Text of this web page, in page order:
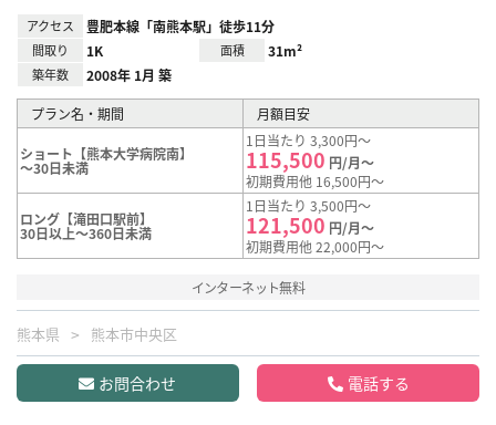
アクセス 豊肥本線「南熊本駅」徒歩11分
間取り 1K 面積 31m²
築年数 2008年 1月 築
プラン名・期間 月額目安
ショート【熊本大学病院南】
～30日未満
1日当たり 3,300円～
115,500 円/月～
初期費用他 16,500円～
ロング【滝田口駅前】
30日以上～360日未満
1日当たり 3,500円～
121,500 円/月～
初期費用他 22,000円～
インターネット無料
熊本県 熊本市中央区
お問合わせ 電話する